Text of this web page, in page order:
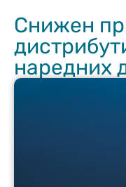
Снижен
наредних